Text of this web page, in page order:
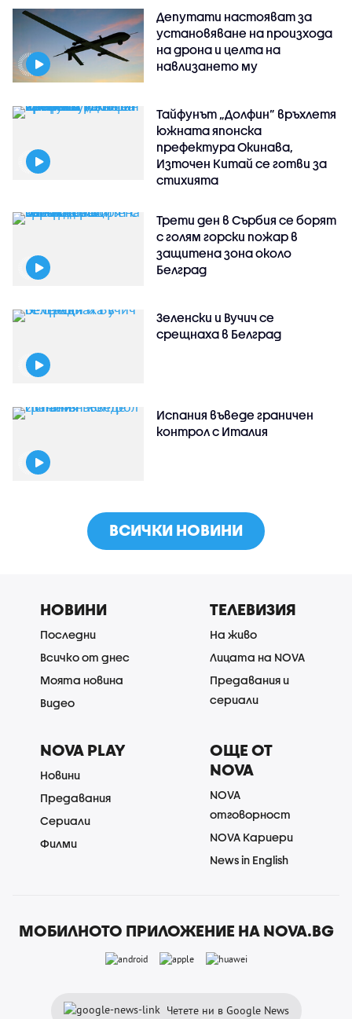
Депутати настояват за
установяване на произхода
на дрона и целта на
навлизането му
Тайфунът „Долфин” връхлетя
южната японска
префектура Окинава,
Източен Китай се готви за
стихията
Трети ден в Сърбия се борят
с голям горски пожар в
защитена зона около
Белград
Зеленски и Вучич се
срещнаха в Белград
Испания въведе граничен
контрол с Италия
ВСИЧКИ НОВИНИ
НОВИНИ
Последни
Всичко от днес
Моята новина
Видео
ТЕЛЕВИЗИЯ
На живо
Лицата на NOVA
Предавания и
сериали
NOVA PLAY
Новини
Предавания
Сериали
Филми
ОЩЕ ОТ
NOVA
NOVA
отговорност
NOVA Кариери
News in English
МОБИЛНОТО ПРИЛОЖЕНИЕ НА NOVA.BG
Четете ни в Google News